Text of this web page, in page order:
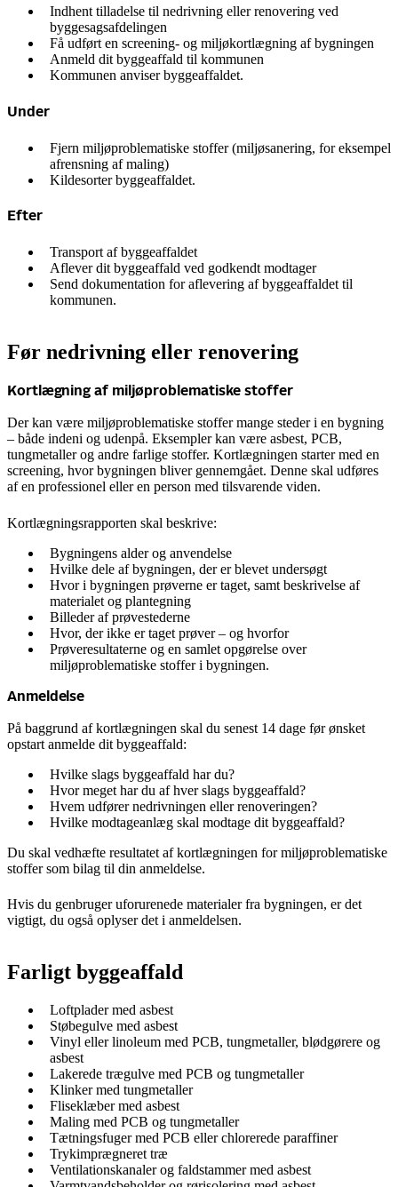
Indhent tilladelse til nedrivning eller renovering ved
byggesagsafdelingen
Få udført en screening- og miljøkortlægning af bygningen
Anmeld dit byggeaffald til kommunen
Kommunen anviser byggeaffaldet.
Under
Fjern miljøproblematiske stoffer (miljøsanering, for eksempel
afrensning af maling)
Kildesorter byggeaffaldet.
Efter
Transport af byggeaffaldet
Aflever dit byggeaffald ved godkendt modtager
Send dokumentation for aflevering af byggeaffaldet til
kommunen.
Før nedrivning eller renovering
Kortlægning af miljøproblematiske stoffer
Der kan være miljøproblematiske stoffer mange steder i en bygning
– både indeni og udenpå. Eksempler kan være asbest, PCB,
tungmetaller og andre farlige stoffer. Kortlægningen starter med en
screening, hvor bygningen bliver gennemgået. Denne skal udføres
af en professionel eller en person med tilsvarende viden.
Kortlægningsrapporten skal beskrive:
Bygningens alder og anvendelse
Hvilke dele af bygningen, der er blevet undersøgt
Hvor i bygningen prøverne er taget, samt beskrivelse af
materialet og plantegning
Billeder af prøvestederne
Hvor, der ikke er taget prøver – og hvorfor
Prøveresultaterne og en samlet opgørelse over
miljøproblematiske stoffer i bygningen.
Anmeldelse
På baggrund af kortlægningen skal du senest 14 dage før ønsket
opstart anmelde dit byggeaffald:
Hvilke slags byggeaffald har du?
Hvor meget har du af hver slags byggeaffald?
Hvem udfører nedrivningen eller renoveringen?
Hvilke modtageanlæg skal modtage dit byggeaffald?
Du skal vedhæfte resultatet af kortlægningen for miljøproblematiske
stoffer som bilag til din anmeldelse.
Hvis du genbruger uforurenede materialer fra bygningen, er det
vigtigt, du også oplyser det i anmeldelsen.
Farligt byggeaffald
Loftplader med asbest
Støbegulve med asbest
Vinyl eller linoleum med PCB, tungmetaller, blødgørere og
asbest
Lakerede trægulve med PCB og tungmetaller
Klinker med tungmetaller
Fliseklæber med asbest
Maling med PCB og tungmetaller
Tætningsfuger med PCB eller chlorerede paraffiner
Trykimprægneret træ
Ventilationskanaler og faldstammer med asbest